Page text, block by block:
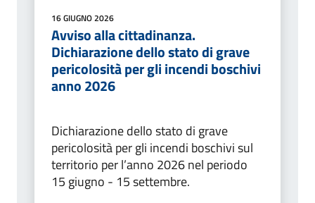
16 GIUGNO 2026
Avviso alla cittadinanza.
Dichiarazione dello stato di grave
pericolosità per gli incendi boschivi
anno 2026
Dichiarazione dello stato di grave
pericolosità per gli incendi boschivi sul
territorio per l’anno 2026 nel periodo
15 giugno - 15 settembre.